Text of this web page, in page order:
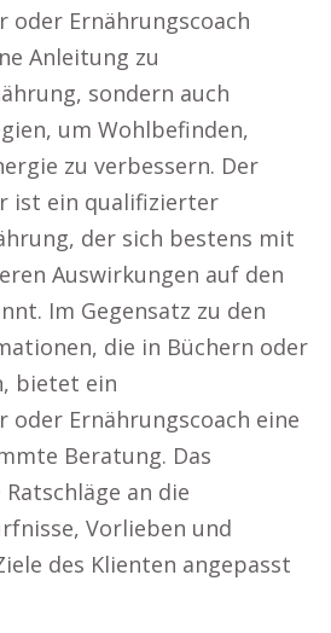
oder Ernährungscoach
Anleitung zu
sondern auch
um Wohlbefinden,
zu verbessern. Der
ist ein qualifizierter
der sich bestens mit
Auswirkungen auf den
Im Gegensatz zu den
die in Büchern oder
bietet ein
oder Ernährungscoach eine
Beratung. Das
an die
Vorlieben und
des Klienten angepasst